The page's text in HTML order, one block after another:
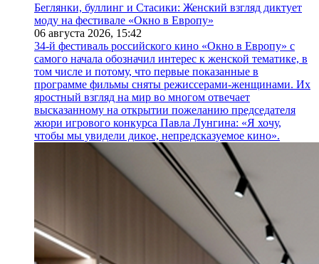
Беглянки, буллинг и Стасики: Женский взгляд диктует
моду на фестивале «Окно в Европу»
06 августа 2026, 15:42
34-й фестиваль российского кино «Окно в Европу» с
самого начала обозначил интерес к женской тематике, в
том числе и потому, что первые показанные в
программе фильмы сняты режиссерами-женщинами. Их
яростный взгляд на мир во многом отвечает
высказанному на открытии пожеланию председателя
жюри игрового конкурса Павла Лунгина: «Я хочу,
чтобы мы увидели дикое, непредсказуемое кино».